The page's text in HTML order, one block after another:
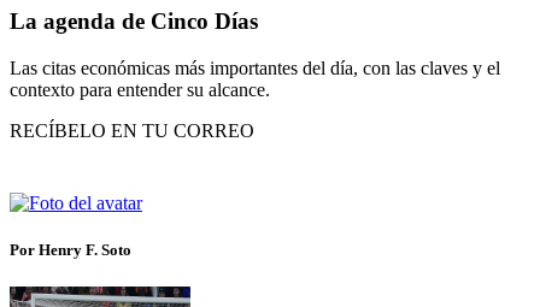
La agenda de Cinco Días
Las citas económicas más importantes del día, con las claves y el
contexto para entender su alcance.
RECÍBELO EN TU CORREO
Por Henry F. Soto